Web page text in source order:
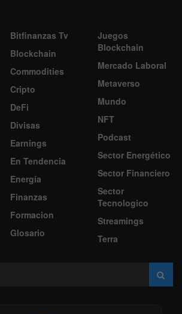
Bitfinanzas Tv
Blockchain
Commodities
Cripto
DeFi
Divisas
Earnings
En Tendencia
Energía
Finanzas
Formacion
Glosario
Juegos
Blockchain
Mercado Laboral
Metaverso
Mundo
NFT
Podcast
Sector Energético
Sector Financiero
Sector
Tecnologico
Streamings
Terra